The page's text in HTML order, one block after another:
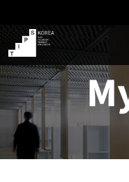
TIPS